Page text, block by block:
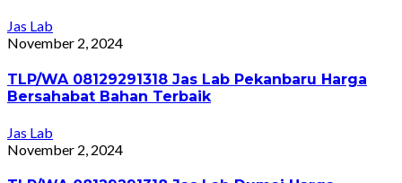
Jas Lab
November 2, 2024
TLP/WA 08129291318 Jas Lab Pekanbaru Harga
Bersahabat Bahan Terbaik
Jas Lab
November 2, 2024